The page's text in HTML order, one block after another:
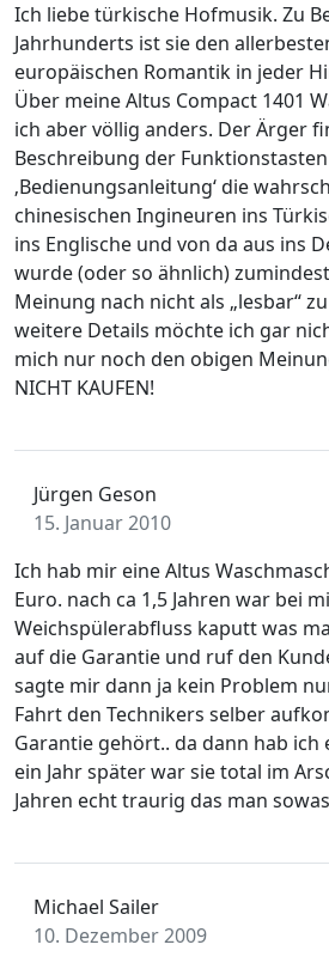
Ich liebe türkische Hofmusik. Zu
Jahrhunderts ist sie den
europäischen Romantik in jeder
Über meine Altus Compact 1401
ich aber völlig anders. Der Ärger
Beschreibung der
‚Bedienungsanleitung‘ die
chinesischen Ingineuren ins
ins Englische und von da aus ins
wurde (oder so ähnlich)
Meinung nach nicht als „lesbar“
weitere Details möchte ich gar
mich nur noch den obigen
NICHT KAUFEN!
Jürgen Geson
15. Januar 2010
Ich hab mir eine Altus
Euro. nach ca 1,5 Jahren war bei
Weichspülerabfluss kaputt was
auf die Garantie und ruf den
sagte mir dann ja kein Problem
Fahrt den Technikers selber
Garantie gehört.. da dann hab ich
ein Jahr später war sie total im
Jahren echt traurig das man
Michael Sailer
10. Dezember 2009